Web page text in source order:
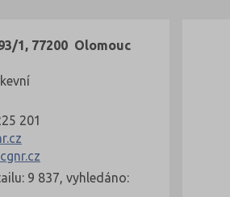
1, 77200 Olomouc
201
9 837, vyhledáno: